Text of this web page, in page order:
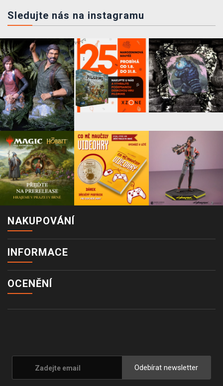
Sledujte nás na instagramu
NAKUPOVÁNÍ
INFORMACE
OCENĚNÍ
Odebírat newsletter